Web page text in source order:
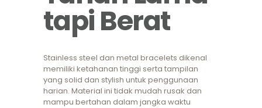
tapi Berat
Stainless steel dan metal bracelets dikenal
memiliki ketahanan tinggi serta tampilan
yang solid dan stylish untuk penggunaan
harian. Material ini tidak mudah rusak dan
mampu bertahan dalam jangka waktu